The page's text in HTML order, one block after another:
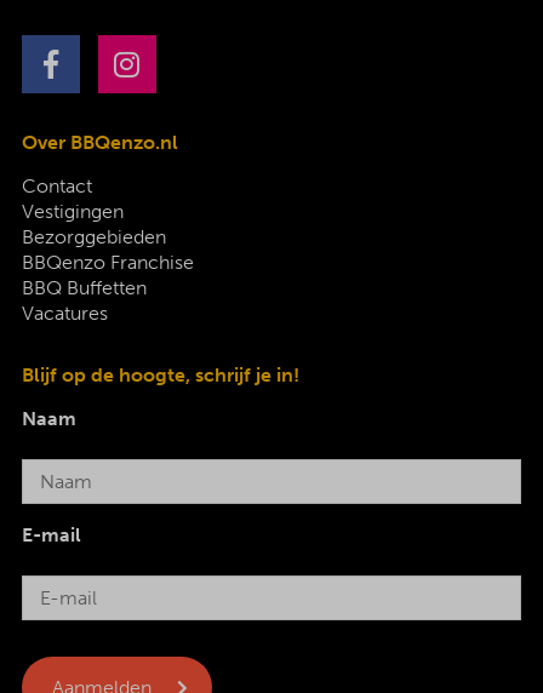
Over BBQenzo.nl
Contact
Vestigingen
Bezorggebieden
BBQenzo Franchise
BBQ Buffetten
Vacatures
Blijf op de hoogte, schrijf je in!
Naam
E-mail